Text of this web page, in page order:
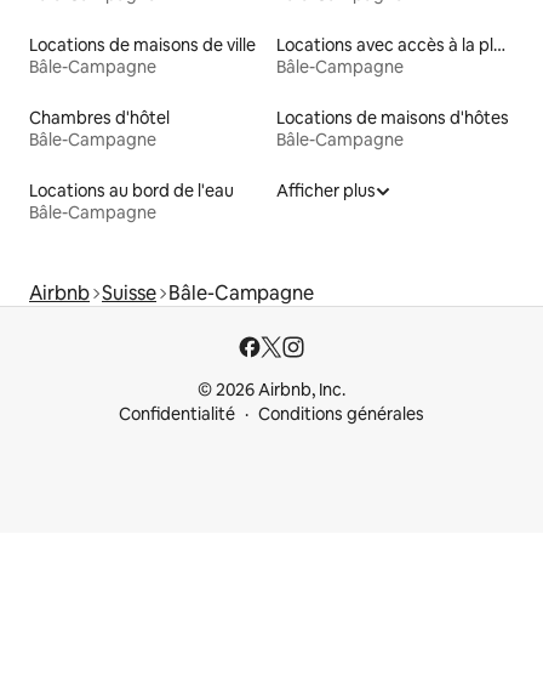
Locations de maisons de ville
Bâle-Campagne
Locations avec accès à la plage
Bâle-Campagne
Chambres d'hôtel
Bâle-Campagne
Locations de maisons d'hôtes
Bâle-Campagne
Locations au bord de l'eau
Bâle-Campagne
Afficher plus
Airbnb Suisse Bâle-Campagne
© 2026 Airbnb, Inc.
Confidentialité
Conditions générales